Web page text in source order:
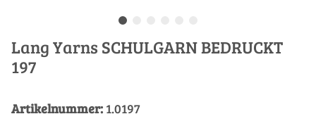
Lang Yarns SCHULGARN BEDRUCKT
197
Artikelnummer: 1.0197